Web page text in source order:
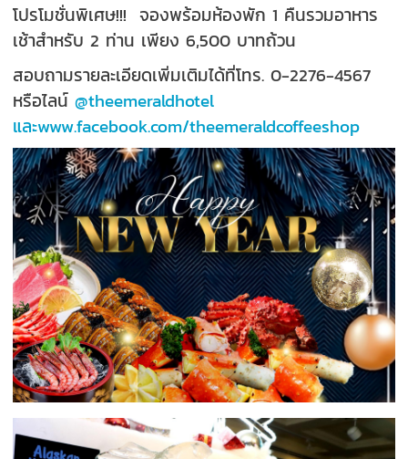
โปรโมชั่นพิเศษ!!! จองพร้อมห้องพัก 1 คืนรวมอาหาร
เช้าสำหรับ 2 ท่าน เพียง 6,500 บาทถ้วน
สอบถามรายละเอียดเพิ่มเติมได้ที่โทร. 0-2276-4567
หรือไลน์@theemeraldhotel
และwww.facebook.com/theemeraldcoffeeshop